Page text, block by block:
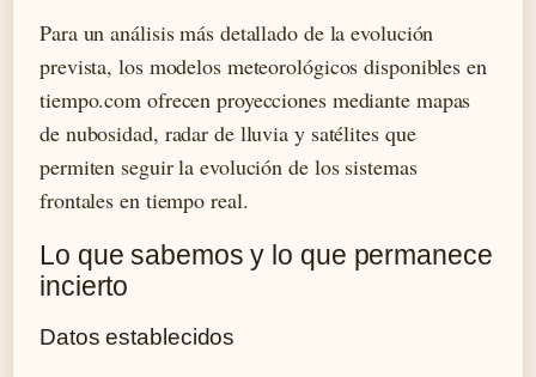
Para un análisis más detallado de la evolución
prevista, los modelos meteorológicos disponibles en
tiempo.com ofrecen proyecciones mediante mapas
de nubosidad, radar de lluvia y satélites que
permiten seguir la evolución de los sistemas
frontales en tiempo real.
Lo que sabemos y lo que permanece
incierto
Datos establecidos